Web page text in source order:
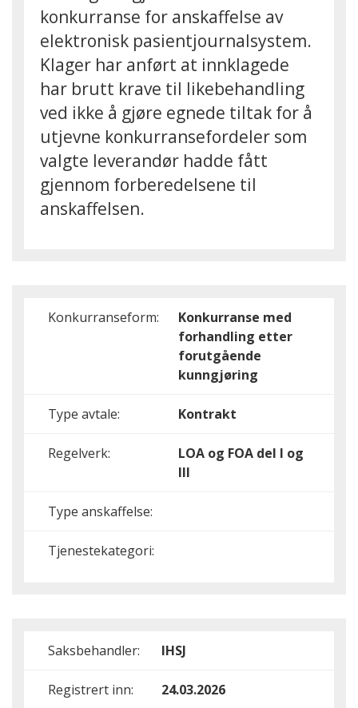
konkurranse for anskaffelse av
elektronisk pasientjournalsystem.
Klager har anført at innklagede
har brutt krave til likebehandling
ved ikke å gjøre egnede tiltak for å
utjevne konkurransefordeler som
valgte leverandør hadde fått
gjennom forberedelsene til
anskaffelsen.
Konkurranseform:
Konkurranse med
forhandling etter
forutgående
kunngjøring
Type avtale: Kontrakt
Regelverk:
LOA og FOA del I og
III
Type anskaffelse:
Tjenestekategori:
Saksbehandler: IHSJ
Registrert inn: 24.03.2026